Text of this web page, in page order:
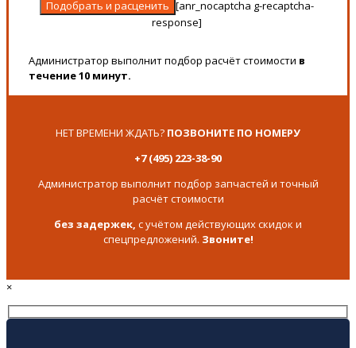
[anr_nocaptcha g-recaptcha-
response]
Администратор выполнит подбор расчёт стоимости в
течение 10 минут.
НЕТ ВРЕМЕНИ ЖДАТЬ? ПОЗВОНИТЕ ПО НОМЕРУ
+7 (495) 223-38-90
Администратор выполнит подбор запчастей и точный
расчёт стоимости
без задержек, с учётом действующих скидок и
спецпредложений. Звоните!
×